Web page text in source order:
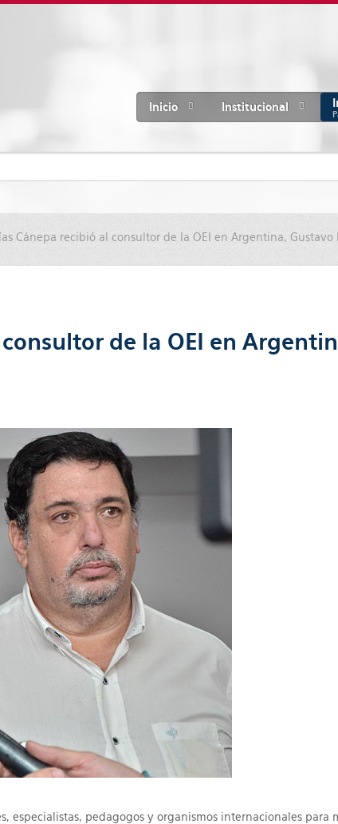
Inicio Institucional
Cánepa recibió al consultor de la OEI en Argentina, Gustavo
de la OEI en
especialistas, pedagogos y organismos internacionales para